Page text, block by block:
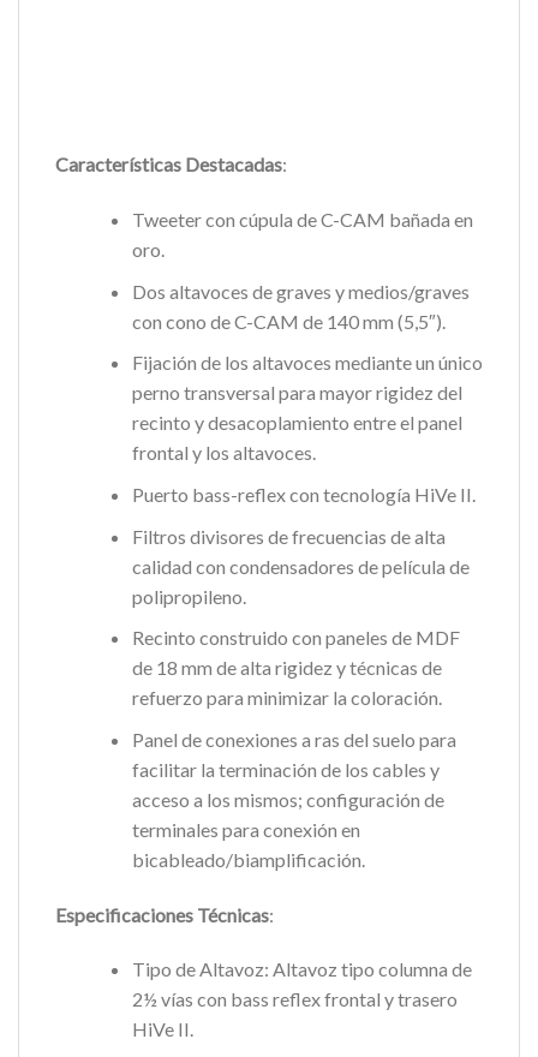
Características Destacadas:
Tweeter con cúpula de C-CAM bañada en
oro.
Dos altavoces de graves y medios/graves
con cono de C-CAM de 140 mm (5,5″).
Fijación de los altavoces mediante un único
perno transversal para mayor rigidez del
recinto y desacoplamiento entre el panel
frontal y los altavoces.
Puerto bass-reflex con tecnología HiVe II.
Filtros divisores de frecuencias de alta
calidad con condensadores de película de
polipropileno.
Recinto construido con paneles de MDF
de 18 mm de alta rigidez y técnicas de
refuerzo para minimizar la coloración.
Panel de conexiones a ras del suelo para
facilitar la terminación de los cables y
acceso a los mismos; configuración de
terminales para conexión en
bicableado/biamplificación.
Especificaciones Técnicas:
Tipo de Altavoz: Altavoz tipo columna de
2½ vías con bass reflex frontal y trasero
HiVe II.